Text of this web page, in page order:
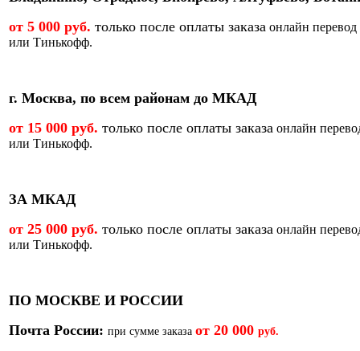
от 5 000 руб. только после оплаты заказа онлайн
или Тинькофф.
г. Москва, по всем районам до МКАД
от 15 000 руб. только после оплаты заказа онлайн
или Тинькофф.
ЗА МКАД
от 25 000 руб. только после оплаты заказа онлайн
или Тинькофф.
ПО МОСКВЕ И РОССИИ
Почта России: при сумме заказа от 20 000 руб.